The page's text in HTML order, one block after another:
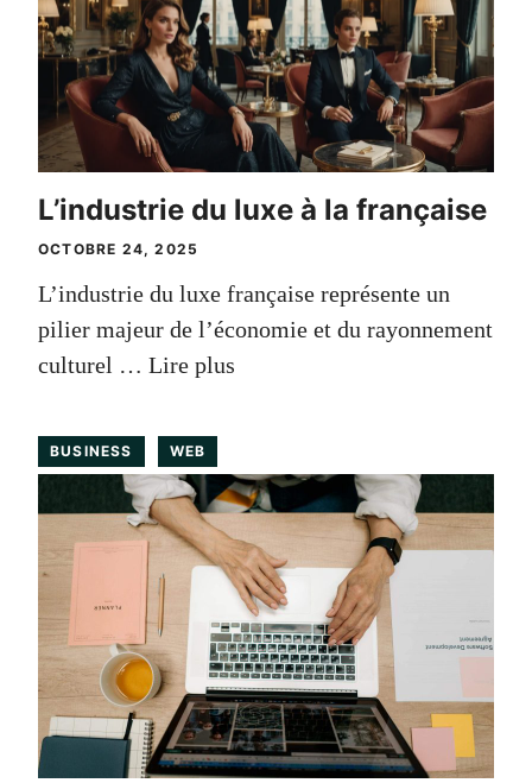
L’industrie du luxe à la française
OCTOBRE 24, 2025
L’industrie du luxe française représente un
pilier majeur de l’économie et du rayonnement
culturel … Lire plus
BUSINESS WEB